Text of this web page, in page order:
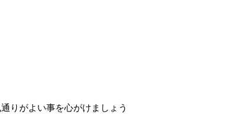
りがよい事を心がけましょう